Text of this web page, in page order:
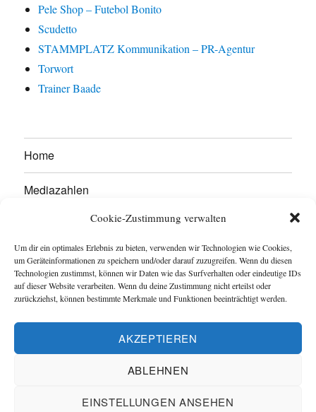
Cookie-Zustimmung verwalten
Um dir ein optimales Erlebnis zu bieten, verwenden wir Technologien wie Cookies,
um Geräteinformationen zu speichern und/oder darauf zuzugreifen. Wenn du diesen
Technologien zustimmst, können wir Daten wie das Surfverhalten oder eindeutige IDs
auf dieser Website verarbeiten. Wenn du deine Zustimmung nicht erteilst oder
zurückziehst, können bestimmte Merkmale und Funktionen beeinträchtigt werden.
AKZEPTIEREN
ABLEHNEN
EINSTELLUNGEN ANSEHEN
Pele Shop – Futebol Bonito
Scudetto
STAMMPLATZ Kommunikation – PR-Agentur
Torwort
Trainer Baade
Home
Mediazahlen
Werben Sie hier!
Kontakt
Impressum
Cookie-Richtlinie (EU)
-GeldsparwerkDatenschutzerklärung